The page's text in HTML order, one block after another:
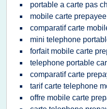
portable a carte pas
mobile carte
comparatif carte
mini telephone
forfait mobile carte
telephone portable
comparatif carte
tarif carte telephone
offre mobile carte